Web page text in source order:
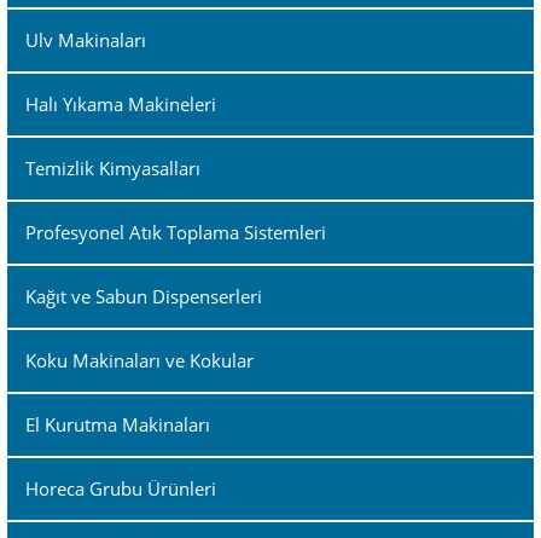
Ulv Makinaları
Halı Yıkama Makineleri
Temizlik Kimyasalları
Profesyonel Atık Toplama Sistemleri
Kağıt ve Sabun Dispenserleri
Koku Makinaları ve Kokular
El Kurutma Makinaları
Horeca Grubu Ürünleri